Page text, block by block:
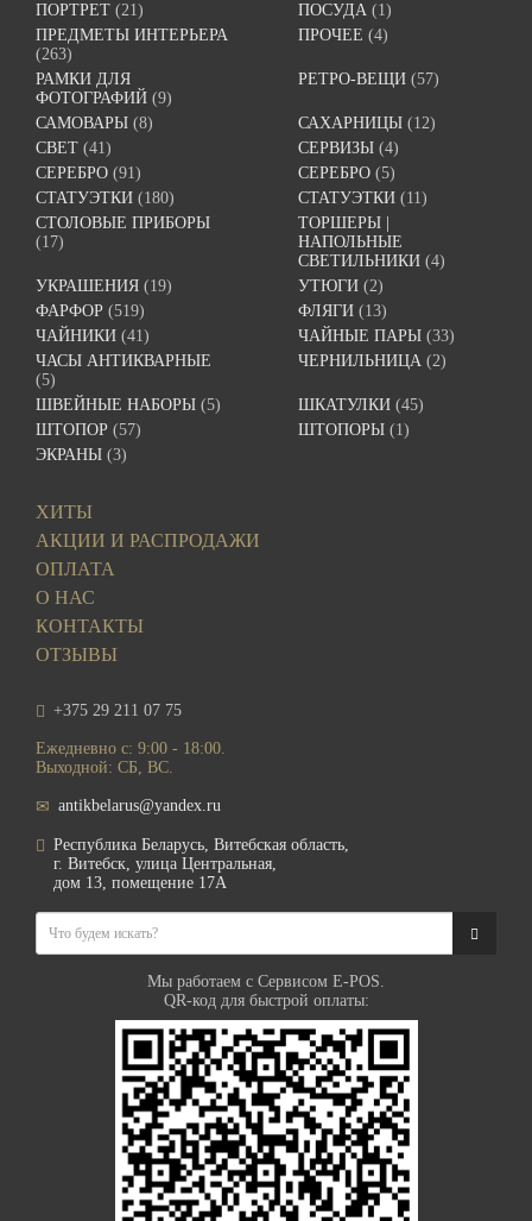
ПОРТРЕТ (21) ПОСУДА (1)
ПРЕДМЕТЫ ИНТЕРЬЕРА
(263)
ПРОЧЕЕ (4)
РАМКИ ДЛЯ
ФОТОГРАФИЙ (9)
РЕТРО-ВЕЩИ (57)
САМОВАРЫ (8) САХАРНИЦЫ (12)
СВЕТ (41) СЕРВИЗЫ (4)
СЕРЕБРО (91) СЕРЕБРО (5)
СТАТУЭТКИ (180) СТАТУЭТКИ (11)
СТОЛОВЫЕ ПРИБОРЫ
(17)
ТОРШЕРЫ |
НАПОЛЬНЫЕ
СВЕТИЛЬНИКИ (4)
УКРАШЕНИЯ (19) УТЮГИ (2)
ФАРФОР (519) ФЛЯГИ (13)
ЧАЙНИКИ (41) ЧАЙНЫЕ ПАРЫ (33)
ЧАСЫ АНТИКВАРНЫЕ
(5)
ЧЕРНИЛЬНИЦА (2)
ШВЕЙНЫЕ НАБОРЫ (5) ШКАТУЛКИ (45)
ШТОПОР (57) ШТОПОРЫ (1)
ЭКРАНЫ (3)
ХИТЫ
АКЦИИ И РАСПРОДАЖИ
ОПЛАТА
О НАС
КОНТАКТЫ
ОТЗЫВЫ
+375 29 211 07 75
Ежедневно с: 9:00 - 18:00.
Выходной: СБ, ВС.
antikbelarus@yandex.ru
Республика Беларусь, Витебская область,
г. Витебск, улица Центральная,
дом 13, помещение 17А
Мы работаем с Сервисом E-POS.
QR-код для быстрой оплаты: